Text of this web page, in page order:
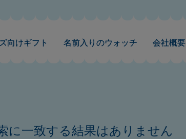
向けギフト 名前入りのウォッチ 会社概要
に一致する結果はありません